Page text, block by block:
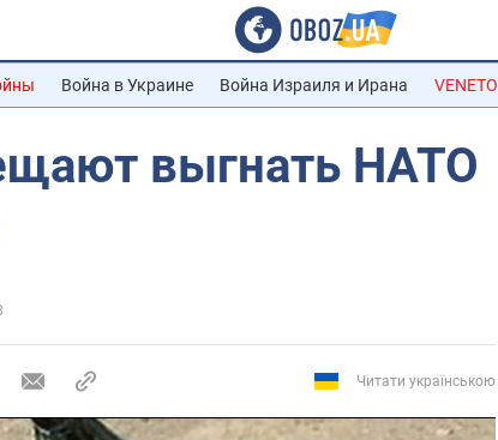
Война в Украине Война Израиля и Ирана VENETO
выгнать НАТО
Читати українською